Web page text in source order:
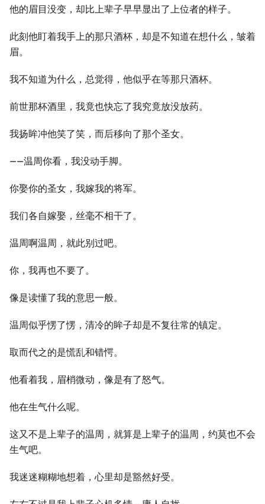
他的眉目没变，却比上辈子早早显出了上位者的样子。
此刻他盯着我手上的那只酒杯，却是不知道在想什么，皱着
眉。
我不知道为什么，总觉得，他似乎在等那只酒杯。
前世那杯酒里，我竟也快忘了我究竟放没放药。
我扬眸冲他笑了笑，而后移向了那个圣女。
——温周你看，我没动手脚。
你娶你的圣女，我嫁我的将军。
我们各自嫁娶，丝毫不相干了。
温周啊温周，就此别过吧。
你，我再也不要了。
像是读懂了我的意思一般。
温周似乎愣了愣，清冷的眸子却是不复往常的镇定。
取而代之的是慌乱和错愕。
他看着我，眉梢微动，像是有了怒气。
他在生气什么呢。
这又不是上辈子的温周，就算是上辈子的温周，约莫也不会
生气吧。
我迷迷糊糊地想着，心里却是豁然好受。